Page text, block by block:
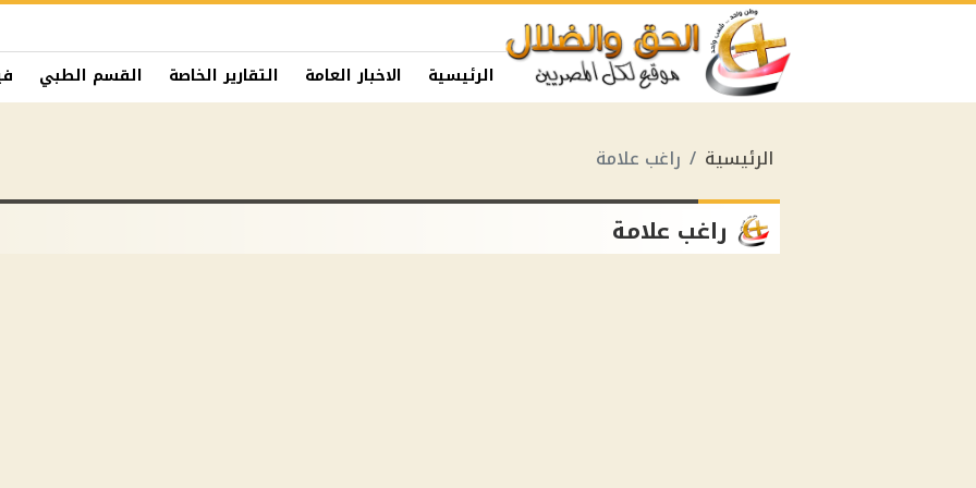
الرئيسية الاخبار العامة التقارير الخاصة القسم الطبي
الرئيسية راغب علامة
راغب علامة